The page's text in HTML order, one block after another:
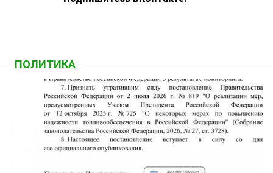
ПОЛИТИКА